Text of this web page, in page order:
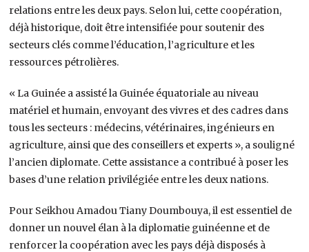
relations entre les deux pays. Selon lui, cette coopération,
déjà historique, doit être intensifiée pour soutenir des
secteurs clés comme l’éducation, l’agriculture et les
ressources pétrolières.
« La Guinée a assisté la Guinée équatoriale au niveau
matériel et humain, envoyant des vivres et des cadres dans
tous les secteurs : médecins, vétérinaires, ingénieurs en
agriculture, ainsi que des conseillers et experts », a souligné
l’ancien diplomate. Cette assistance a contribué à poser les
bases d’une relation privilégiée entre les deux nations.
Pour Seikhou Amadou Tiany Doumbouya, il est essentiel de
donner un nouvel élan à la diplomatie guinéenne et de
renforcer la coopération avec les pays déjà disposés à